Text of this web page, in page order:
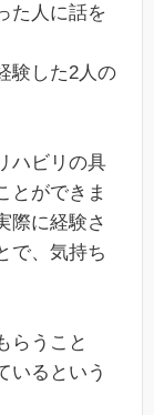
た人に話を
験した2人の
ハビリの具
とができま
際に経験さ
で、気持ち
らうこと
いるという